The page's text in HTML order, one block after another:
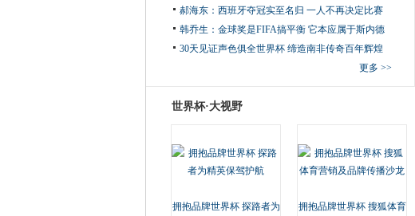
郝海东：西班牙夺冠实至名归 一人不再决定比赛
韩乔生：金球奖是FIFA搞平衡 它本应属于斯内德
30天见证声色俱全世界杯 缔造南非传奇百年辉煌
更多 >>
世界杯·大视野
拥抱品牌世界杯 探路者为
拥抱品牌世界杯 搜狐体育